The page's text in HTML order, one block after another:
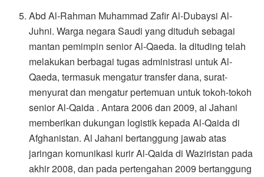
Abd Al-Rahman Muhammad Zafir Al-Dubaysi Al-
Juhni. Warga negara Saudi yang dituduh sebagai
mantan pemimpin senior Al-Qaeda. Ia dituding telah
melakukan berbagai tugas administrasi untuk Al-
Qaeda, termasuk mengatur transfer dana, surat-
menyurat dan mengatur pertemuan untuk tokoh-tokoh
senior Al-Qaida . Antara 2006 dan 2009, al Jahani
memberikan dukungan logistik kepada Al-Qaida di
Afghanistan. Al Jahani bertanggung jawab atas
jaringan komunikasi kurir Al-Qaida di Waziristan pada
akhir 2008, dan pada pertengahan 2009 bertanggung